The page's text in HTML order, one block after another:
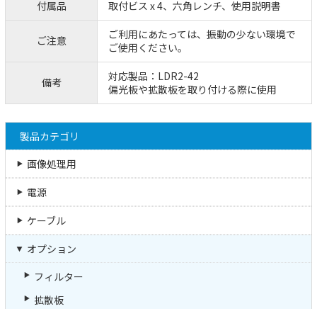
付属品
取付ビス x 4、六角レンチ、使用説明書
ご注意
ご利用にあたっては、振動の少ない環境で
ご使用ください。
備考
対応製品：LDR2-42
偏光板や拡散板を取り付ける際に使用
製品カテゴリ
画像処理用
電源
ケーブル
オプション
フィルター
拡散板